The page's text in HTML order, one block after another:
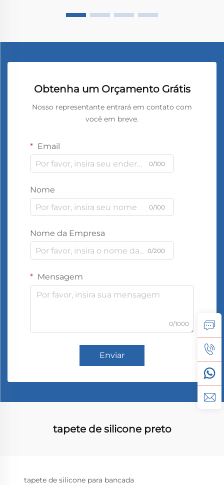
Obtenha um Orçamento Grátis
Nosso representante entrará em contato com
você em breve.
Email
0/100
Nome
0/100
Nome da Empresa
0/200
Mensagem
0/1000
Enviar
tapete de silicone preto
tapete de silicone para bancada